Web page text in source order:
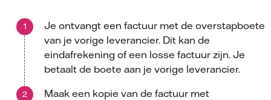
Je ontvangt een factuur met de overstapboete
van je vorige leverancier. Dit kan de
eindafrekening of een losse factuur zijn. Je
betaalt de boete aan je vorige leverancier.
Maak een kopie van de factuur met